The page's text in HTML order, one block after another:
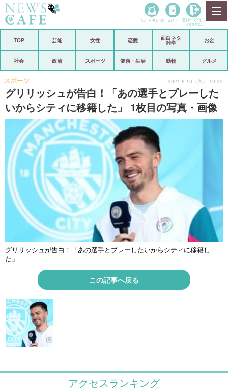
政治
経済
芸能 スポーツ
恋愛 ビックリ
コメントポスト アリ／ナシ
リリース ショップ
登録・ログイン/マイルーム
当たる占い師 占い 登録• ログイン
マイルーム
TOP 芸能 女性 恋愛
面白ネタ
雑学
お金
社会 政治 スポーツ 健康・生活 動物 グルメ
グリリッシュが告白！「あの選手とプレーした
いからシティに移籍した」 1枚目の写真・画像
スポーツ 2021.8.10（火） 10:33
グリリッシュが告白！「あの選手とプレーしたいからシティに移籍し
た」
この記事へ戻る
アクセスランキング